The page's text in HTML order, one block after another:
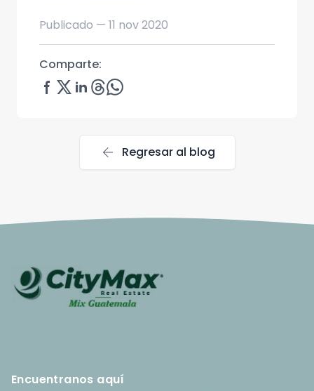
Publicado — 11 nov 2020
Comparte:
arrow_back Regresar al blog
Encuentranos aquí